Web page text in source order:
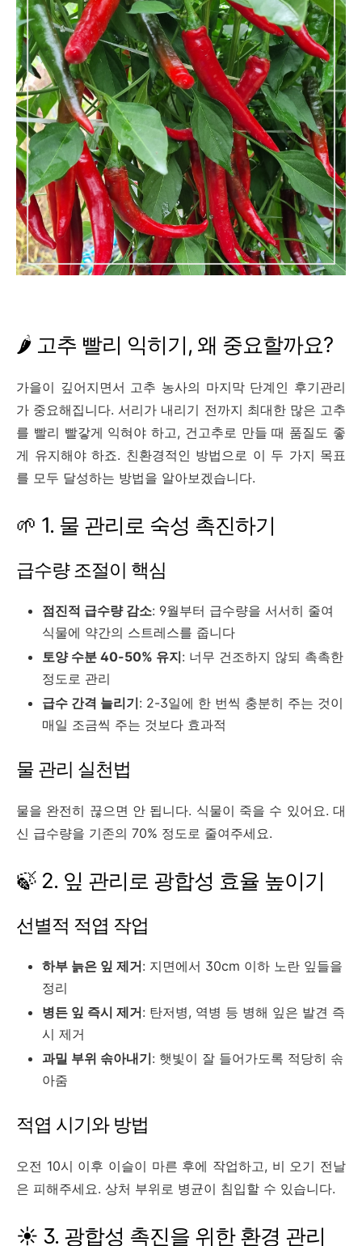
🌶️ 고추 빨리 익히기, 왜 중요할까요?
가을이 깊어지면서 고추 농사의 마지막 단계인 후기관리
가 중요해집니다. 서리가 내리기 전까지 최대한 많은 고추
를 빨리 빨갛게 익혀야 하고, 건고추로 만들 때 품질도 좋
게 유지해야 하죠. 친환경적인 방법으로 이 두 가지 목표
를 모두 달성하는 방법을 알아보겠습니다.
🌱 1. 물 관리로 숙성 촉진하기
급수량 조절이 핵심
점진적 급수량 감소: 9월부터 급수량을 서서히 줄여
식물에 약간의 스트레스를 줍니다
토양 수분 40-50% 유지: 너무 건조하지 않되 촉촉한
정도로 관리
급수 간격 늘리기: 2-3일에 한 번씩 충분히 주는 것이
매일 조금씩 주는 것보다 효과적
물 관리 실천법
물을 완전히 끊으면 안 됩니다. 식물이 죽을 수 있어요. 대
신 급수량을 기존의 70% 정도로 줄여주세요.
🍃 2. 잎 관리로 광합성 효율 높이기
선별적 적엽 작업
하부 늙은 잎 제거: 지면에서 30cm 이하 노란 잎들을
정리
병든 잎 즉시 제거: 탄저병, 역병 등 병해 잎은 발견 즉
시 제거
과밀 부위 솎아내기: 햇빛이 잘 들어가도록 적당히 솎
아줌
적엽 시기와 방법
오전 10시 이후 이슬이 마른 후에 작업하고, 비 오기 전날
은 피해주세요. 상처 부위로 병균이 침입할 수 있습니다.
☀️ 3. 광합성 촉진을 위한 환경 관리